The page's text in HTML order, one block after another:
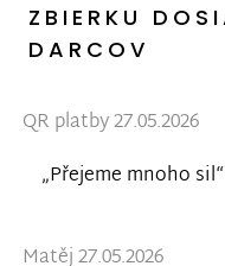
ZBIERKU
DARCOV
QR platby 27.05.2026
„Přejeme mnoho sil“
Matěj 27.05.2026